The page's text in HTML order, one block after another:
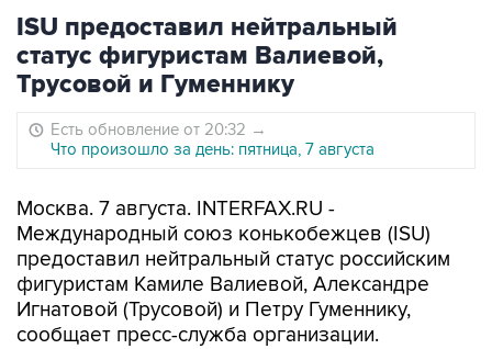
ISU предоставил нейтральный
статус фигуристам Валиевой,
Трусовой и Гуменнику
Есть обновление от 20:32 →
Что произошло за день: пятница, 7 августа
Москва. 7 августа. INTERFAX.RU -
Международный союз конькобежцев (ISU)
предоставил нейтральный статус российским
фигуристам Камиле Валиевой, Александре
Игнатовой (Трусовой) и Петру Гуменнику,
сообщает пресс-служба организации.